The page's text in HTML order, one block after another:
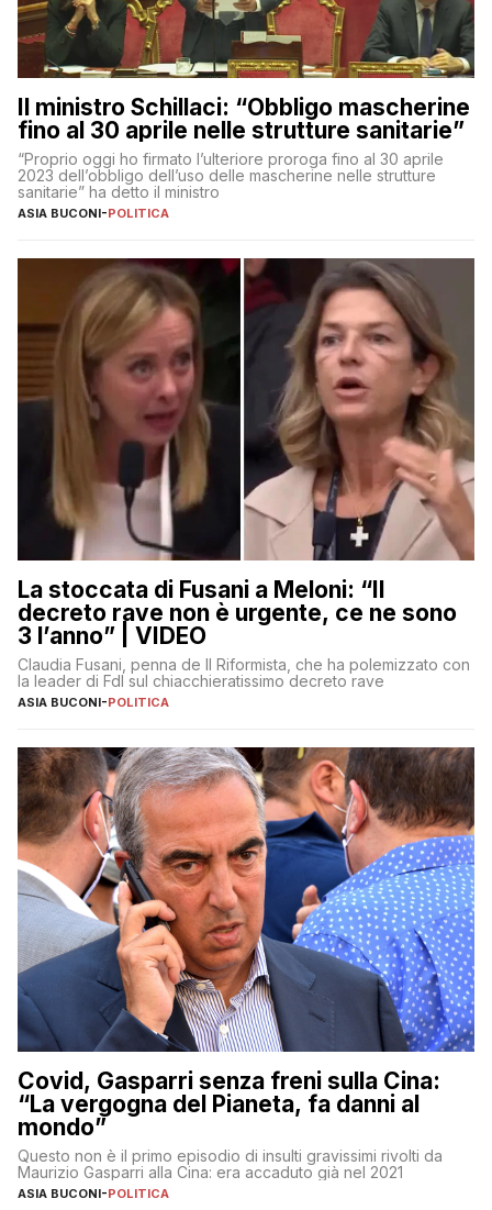
Il ministro Schillaci: “Obbligo mascherine
fino al 30 aprile nelle strutture sanitarie”
“Proprio oggi ho firmato l’ulteriore proroga fino al 30 aprile
2023 dell’obbligo dell’uso delle mascherine nelle strutture
sanitarie” ha detto il ministro
ASIA BUCONI-POLITICA
La stoccata di Fusani a Meloni: “Il
decreto rave non è urgente, ce ne sono
3 l’anno” | VIDEO
Claudia Fusani, penna de Il Riformista, che ha polemizzato con
la leader di FdI sul chiacchieratissimo decreto rave
ASIA BUCONI-POLITICA
Covid, Gasparri senza freni sulla Cina:
“La vergogna del Pianeta, fa danni al
mondo”
Questo non è il primo episodio di insulti gravissimi rivolti da
Maurizio Gasparri alla Cina: era accaduto già nel 2021
ASIA BUCONI-POLITICA